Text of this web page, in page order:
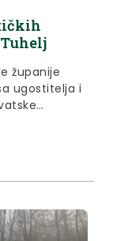
županije
ugostitelja i
koji se od